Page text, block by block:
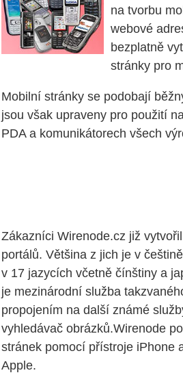
na tvorbu
webové
bezplatně
stránky pro
Mobilní stránky se podobají
jsou však upraveny pro použití
PDA a komunikátorech všech
Zákazníci Wirenode.cz již
portálů. Většina z jich je v
v 17 jazycích včetně čínštiny a
je mezinárodní služba
propojením na další známé
vyhledávač obrázků.Wirenode
stránek pomocí přístroje iPhone
Apple.